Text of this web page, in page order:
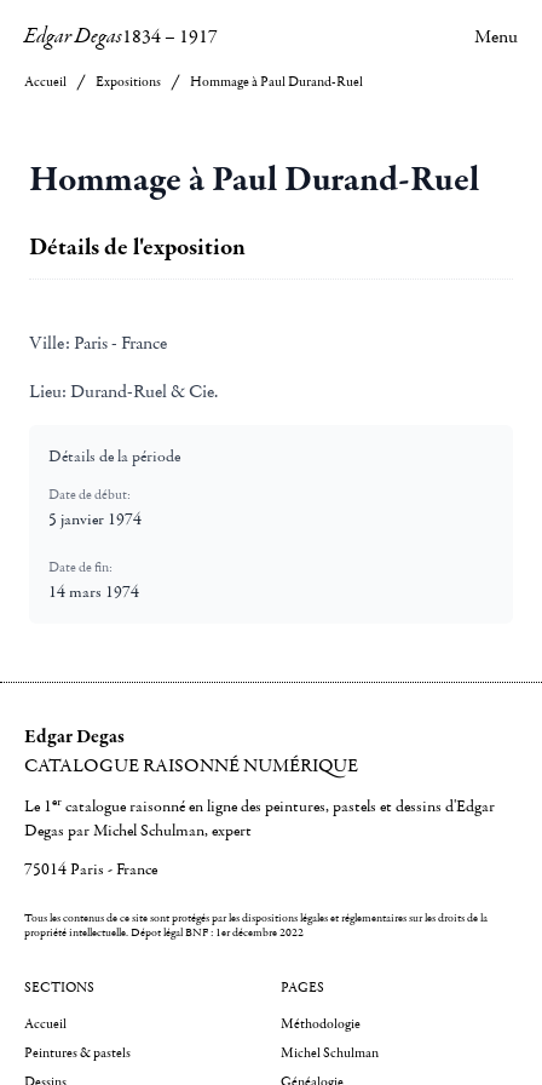
Edgar Degas1834– 1917 Menu
Accueil Expositions Hommage à Paul Durand-Ruel
Hommage à Paul Durand-Ruel
Détails de l'exposition
Ville: Paris - France
Lieu: Durand-Ruel & Cie.
Détails de la période
Date de début:
5 janvier 1974
Date de fin:
14 mars 1974
Edgar Degas
CATALOGUE RAISONNÉ NUMÉRIQUE
Le 1er catalogue raisonné en ligne des peintures, pastels et dessins d'Edgar
Degas par Michel Schulman, expert
75014 Paris - France
Tous les contenus de ce site sont protégés par les dispositions légales et réglementaires sur les droits de la
propriété intellectuelle.Dépot légal BNF : 1er décembre 2022
SECTIONS
Accueil
Peintures & pastels
PAGES
Méthodologie
Michel Schulman